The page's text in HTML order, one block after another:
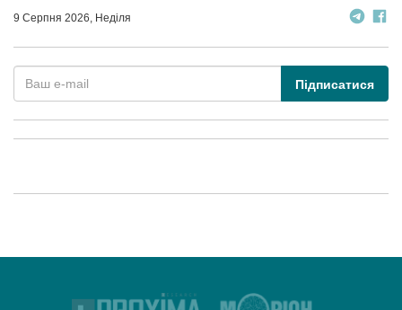
9 Серпня 2026, Неділя
Підписатися